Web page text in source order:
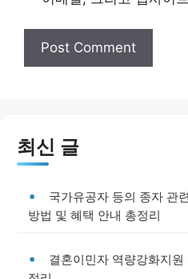
최신 글
국가유공자 등의 종자 관
방법 및 혜택 안내 총정리
결혼이민자 역량강화지